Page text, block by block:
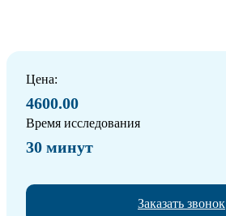
Цена:
4600.00
Время исследования
30 минут
Заказать звонок